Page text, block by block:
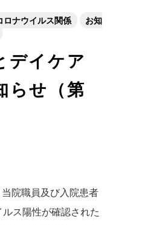
ロナウイルス関係
お知
デイケア
らせ（第
院職員及び入院患者
ス陽性が確認された